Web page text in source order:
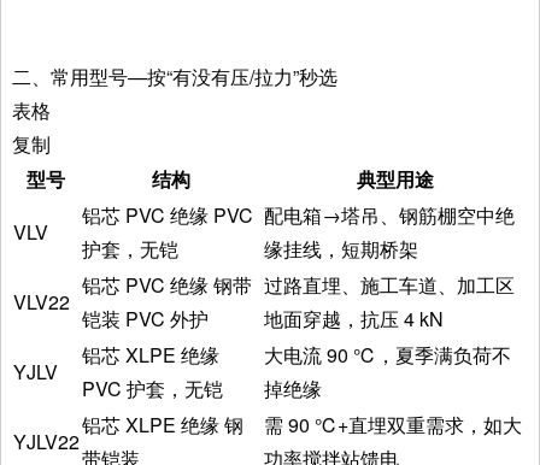
二、常用型号—按“有没有压/拉力”秒选
表格
复制
型号
结构
典型用途
VLV
铝芯 PVC 绝缘 PVC
护套，无铠
配电箱→塔吊、钢筋棚空中绝
缘挂线，短期桥架
VLV22
铝芯 PVC 绝缘 钢带
铠装 PVC 外护
过路直埋、施工车道、加工区
地面穿越，抗压 4 kN
YJLV
铝芯 XLPE 绝缘
PVC 护套，无铠
大电流 90 ℃，夏季满负荷不
掉绝缘
YJLV22
铝芯 XLPE 绝缘 钢
带铠装
需 90 ℃+直埋双重需求，如大
功率搅拌站馈电